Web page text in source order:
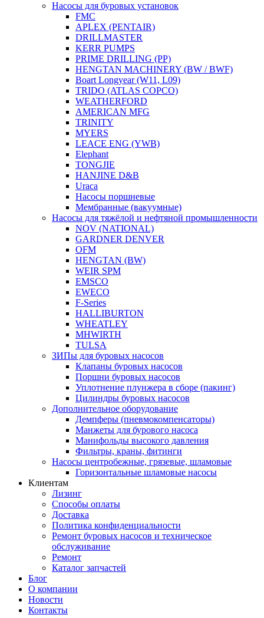
Насосы для буровых установок
FMC
APLEX (PENTAIR)
DRILLMASTER
KERR PUMPS
PRIME DRILLING (PP)
HENGTAN MACHINERY (BW / BWF)
Boart Longyear (W11, L09)
TRIDO (ATLAS COPCO)
WEATHERFORD
AMERICAN MFG
TRINITY
MYERS
LEACE ENG (YWB)
Elephant
TONGJIE
HANJINE D&B
Uraca
Насосы поршневые
Мембранные (вакуумные)
Насосы для тяжёлой и нефтяной промышленности
NOV (NATIONAL)
GARDNER DENVER
OFM
HENGTAN (BW)
WEIR SPM
EMSCO
EWECO
F-Series
HALLIBURTON
WHEATLEY
MHWIRTH
TULSA
ЗИПы для буровых насосов
Клапаны буровых насосов
Поршни буровых насосов
Уплотнение плунжера в сборе (пакинг)
Цилиндры буровых насосов
Дополнительное оборудование
Демпферы (пневмокомпенсаторы)
Манжеты для бурового насоса
Манифольды высокого давления
Фильтры, краны, фитинги
Насосы центробежные, грязевые, шламовые
Горизонтальные шламовые насосы
Клиентам
Лизинг
Способы оплаты
Доставка
Политика конфиденциальности
Ремонт буровых насосов и техническое
обслуживание
Ремонт
Каталог запчастей
Блог
О компании
Новости
Контакты